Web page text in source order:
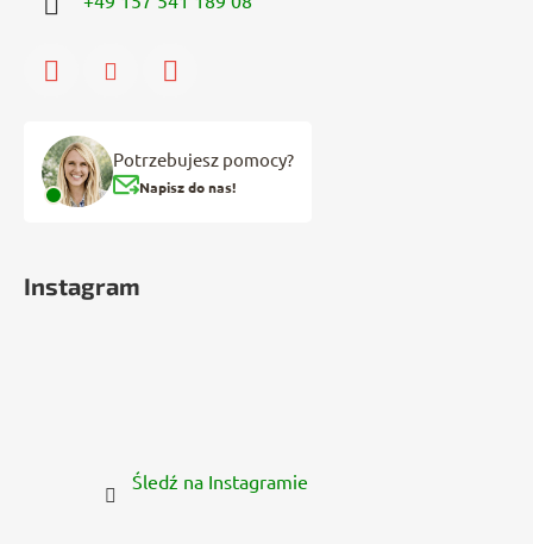
Potrzebujesz pomocy?
Napisz do nas!
Instagram
Śledź na Instagramie